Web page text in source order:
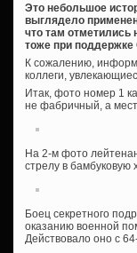
Это небольшое
выглядело
что там отметились
тоже при
К сожалению,
коллеги,
Итак, фото номер 1
не фабричный, а
На 2-м фото
стрелу в бамбуковую
Боец секретного
оказанию военной
Действовало оно с